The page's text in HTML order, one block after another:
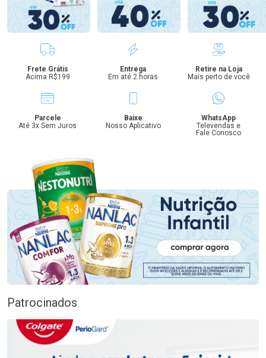
Benefícios
Frete Grátis
Acima R$199
Entrega
Em até 2 horas
Retire na Loja
Mais perto de você
Parcele
Até 3x Sem Juros
Baixe
Nosso Aplicativo
WhatsApp
Televendas e
Fale Conosco
Patrocinados